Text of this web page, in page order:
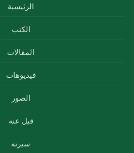
الرئيسية
الكتب
المقالات
فيديوهات
الصور
قيل عنه
سيرته